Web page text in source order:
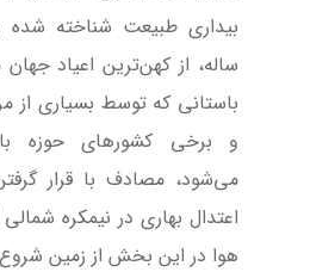
ساله، از کهن‌ترین اعیاد
باستانی که توسط بسیاری از
و برخی کشورهای حوزه
می‌شود، مصادف با قرار
اعتدال بهاری در نیمکره
هوا در این بخش از زمین